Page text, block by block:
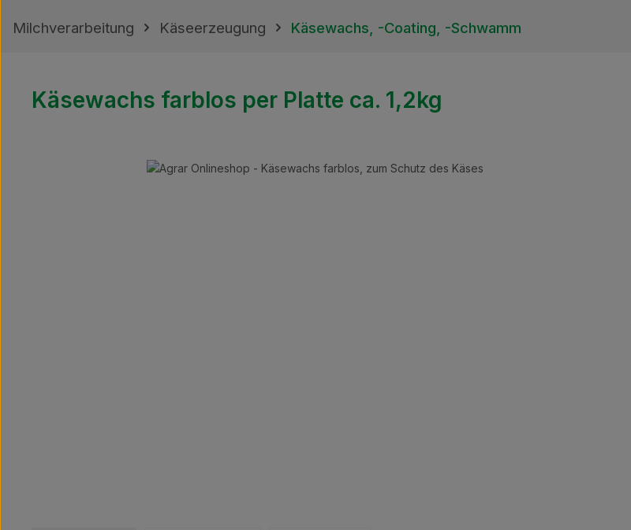
Milchverarbeitung Käseerzeugung Käsewachs, -Coating, -Schwamm
Käsewachs farblos per Platte ca. 1,2kg
Bildergalerie überspringen